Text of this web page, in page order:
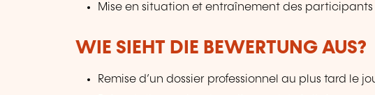
Mise en situation et entraînement des participants
WIE SIEHT DIE BEWERTUNG AUS?
Remise d’un dossier professionnel au plus tard le